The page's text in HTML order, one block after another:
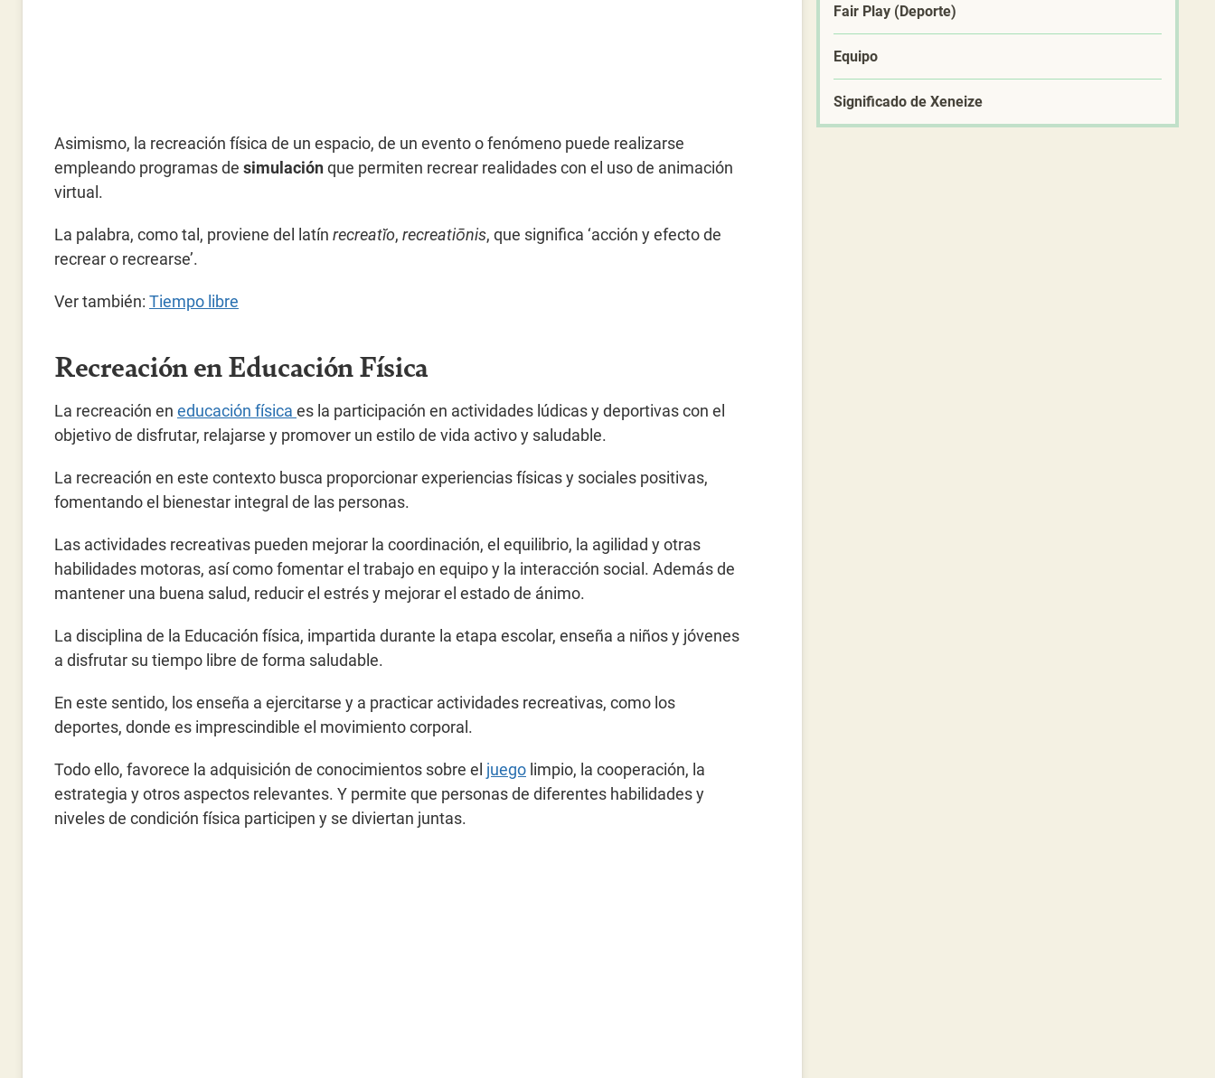
Asimismo, la recreación física de un espacio, de un evento o fenómeno puede realizarse
empleando programas de simulaciónque permiten recrear realidades con el uso de animación
virtual.
La palabra, como tal, proviene del latín recreatĭo, recreatiōnis, que significa ‘acción y efecto de
recrear o recrearse’.
Ver también: Tiempo libre
Recreación en Educación Física
La recreación en educación física es la participación en actividades lúdicas y deportivas con el
objetivo de disfrutar, relajarse y promover un estilo de vida activo y saludable.
La recreación en este contexto busca proporcionar experiencias físicas y sociales positivas,
fomentando el bienestar integral de las personas.
Las actividades recreativas pueden mejorar la coordinación, el equilibrio, la agilidad y otras
habilidades motoras, así como fomentar el trabajo en equipo y la interacción social. Además de
mantener una buena salud, reducir el estrés y mejorar el estado de ánimo.
La disciplina de la Educación física, impartida durante la etapa escolar, enseña a niños y jóvenes
a disfrutar su tiempo libre de forma saludable.
En este sentido, los enseña a ejercitarse y a practicar actividades recreativas, como los
deportes, donde es imprescindible el movimiento corporal.
Todo ello, favorece la adquisición de conocimientos sobre el juego limpio, la cooperación, la
estrategia y otros aspectos relevantes. Y permite que personas de diferentes habilidades y
niveles de condición física participen y se diviertan juntas.
Fair Play (Deporte)
Equipo
Significado de Xeneize